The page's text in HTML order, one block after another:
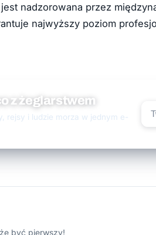
nadzorowana przez
najwyższy poziom
z żeglarstwem
rejsy i ludzie morza w jednym e-
być pierwszy!